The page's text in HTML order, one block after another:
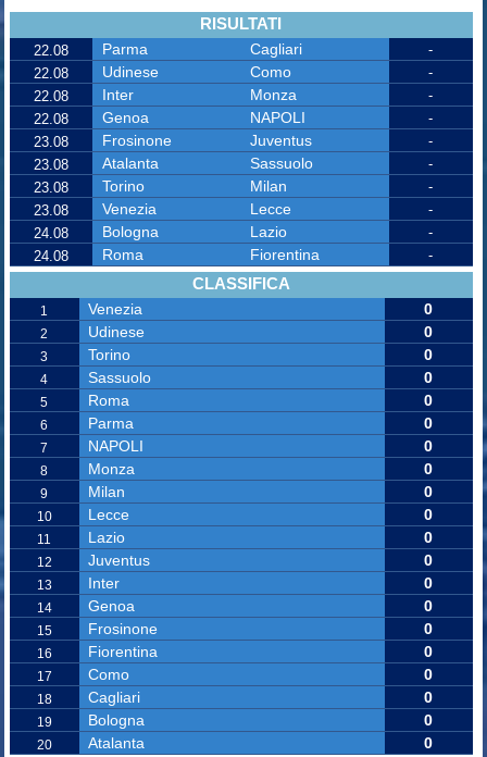
RISULTATI
22.08 Parma Cagliari
-
22.08
Udinese Como
-
22.08
Inter Monza
-
22.08
Genoa NAPOLI
-
23.08
Frosinone Juventus
-
23.08
Atalanta Sassuolo
-
23.08
Torino Milan
-
23.08
Venezia Lecce
-
24.08
Bologna Lazio
-
24.08
Roma Fiorentina -
CLASSIFICA
1 Venezia 0
2 Udinese 0
3 Torino 0
4 Sassuolo 0
5 Roma 0
6 Parma 0
7 NAPOLI 0
8 Monza 0
9 Milan 0
10 Lecce 0
11 Lazio 0
12 Juventus 0
13 Inter 0
14 Genoa 0
15 Frosinone 0
16 Fiorentina 0
17 Como 0
18 Cagliari 0
19 Bologna 0
20 Atalanta 0